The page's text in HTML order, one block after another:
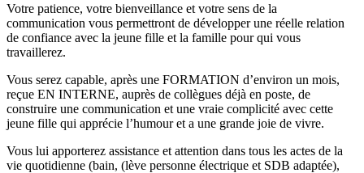
Votre patience, votre bienveillance et votre sens de la
communication vous permettront de développer une réelle relation
de confiance avec la jeune fille et la famille pour qui vous
travaillerez.
Vous serez capable, après une FORMATION d’environ un mois,
reçue EN INTERNE, auprès de collègues déjà en poste, de
construire une communication et une vraie complicité avec cette
jeune fille qui apprécie l’humour et a une grande joie de vivre.
Vous lui apporterez assistance et attention dans tous les actes de la
vie quotidienne (bain, (lève personne électrique et SDB adaptée),